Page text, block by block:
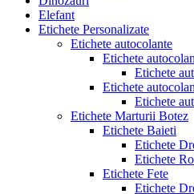
Elefant
Etichete Personalizate
Etichete autocolante
Etichete
Etichete
Etichete
Etichete
Etichete Marturii Botez
Etichete Baieti
Etichete
Etichete
Etichete Fete
Etichete